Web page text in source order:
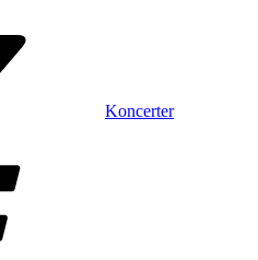
Koncerter